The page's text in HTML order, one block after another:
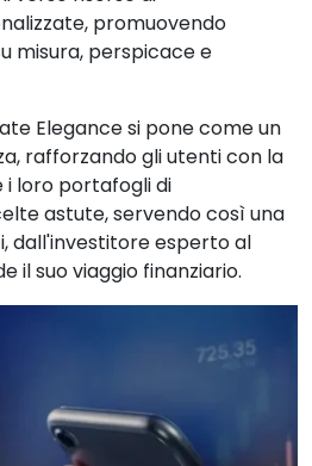
promuovendo
misura, perspicace e
Elegance si pone come un
rafforzando gli utenti con la
i loro portafogli di
astute, servendo così una
dall'investitore esperto al
il suo viaggio finanziario.